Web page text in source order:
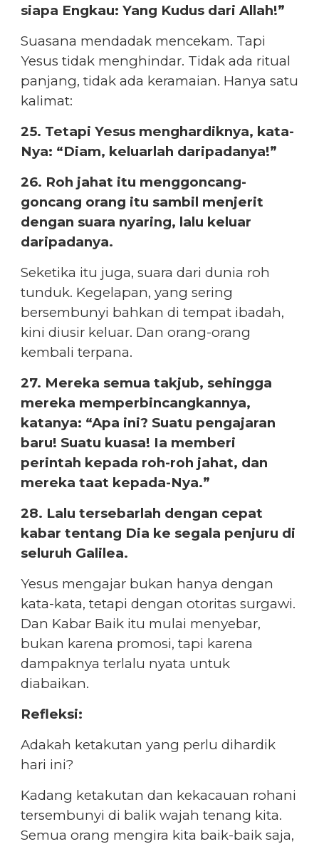
siapa Engkau: Yang Kudus dari Allah!”
Suasana mendadak mencekam. Tapi
Yesus tidak menghindar. Tidak ada ritual
panjang, tidak ada keramaian. Hanya satu
kalimat:
25. Tetapi Yesus menghardiknya, kata-
Nya: “Diam, keluarlah daripadanya!”
26. Roh jahat itu menggoncang-
goncang orang itu sambil menjerit
dengan suara nyaring, lalu keluar
daripadanya.
Seketika itu juga, suara dari dunia roh
tunduk. Kegelapan, yang sering
bersembunyi bahkan di tempat ibadah,
kini diusir keluar. Dan orang-orang
kembali terpana.
27. Mereka semua takjub, sehingga
mereka memperbincangkannya,
katanya: “Apa ini? Suatu pengajaran
baru! Suatu kuasa! Ia memberi
perintah kepada roh-roh jahat, dan
mereka taat kepada-Nya.”
28. Lalu tersebarlah dengan cepat
kabar tentang Dia ke segala penjuru di
seluruh Galilea.
Yesus mengajar bukan hanya dengan
kata-kata, tetapi dengan otoritas surgawi.
Dan Kabar Baik itu mulai menyebar,
bukan karena promosi, tapi karena
dampaknya terlalu nyata untuk
diabaikan.
Refleksi:
Adakah ketakutan yang perlu dihardik
hari ini?
Kadang ketakutan dan kekacauan rohani
tersembunyi di balik wajah tenang kita.
Semua orang mengira kita baik-baik saja,